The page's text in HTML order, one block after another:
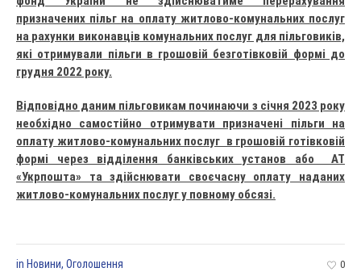
призначених пільг на оплату житлово-комунальних послуг
на рахунки виконавців комунальних послуг для пільговиків,
які отримували пільги в грошовій безготівковій формі до
грудня 2022 року.
Відповідно даним пільговикам починаючи з січня 2023 року
необхідно самостійно отримувати призначені пільги на
оплату житлово-комунальних послуг в грошовій готівковій
формі через відділення банківських установ або АТ
«Укрпошта» та здійснювати своєчасну оплату наданих
житлово-комунальних послуг у повному обсязі.
0
in Новини, Оголошення